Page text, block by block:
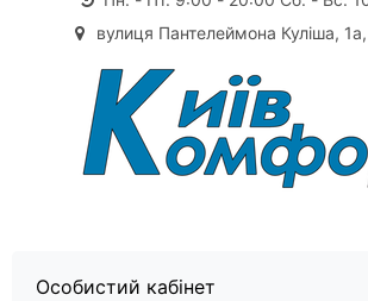
вулиця Пантелеймона Куліша,
Особистий кабінет